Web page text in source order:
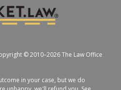
© 2010–2026 The Law Office
in your case, but we do